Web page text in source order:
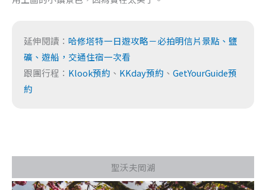
延伸閱讀： 哈修塔特一日遊攻略－必拍明信片景點、鹽
礦、遊船，交通住宿一次看
跟團行程： Klook預約 、 KKday預約 、 GetYourGuide預
約
聖沃夫岡湖